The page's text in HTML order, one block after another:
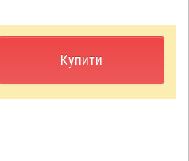
Купити